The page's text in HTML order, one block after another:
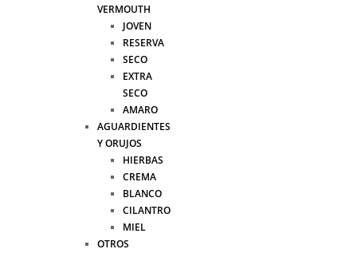
VERMOUTH
JOVEN
RESERVA
SECO
EXTRA
SECO
AMARO
AGUARDIENTES
Y ORUJOS
HIERBAS
CREMA
BLANCO
CILANTRO
MIEL
OTROS